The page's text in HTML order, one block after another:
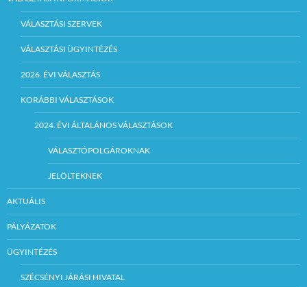
VÁLASZTÁSI SZERVEK
VÁLASZTÁSI ÜGYINTÉZÉS
2026. ÉVI VÁLASZTÁS
KORÁBBI VÁLASZTÁSOK
2024. ÉVI ÁLTALÁNOS VÁLASZTÁSOK
VÁLASZTÓPOLGÁROKNAK
JELÖLTEKNEK
AKTUÁLIS
PÁLYÁZATOK
ÜGYINTÉZÉS
SZÉCSÉNYI JÁRÁSI HIVATAL